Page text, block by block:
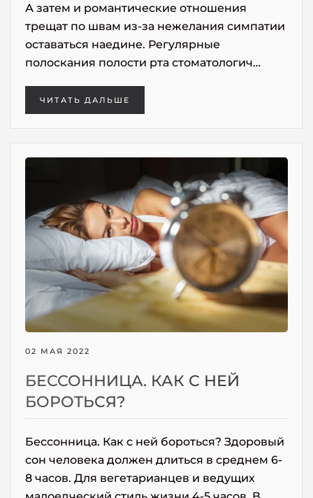
А затем и романтические отношения
трещат по швам из-за нежелания симпатии
оставаться наедине. Регулярные
полоскания полости рта стоматологич…
ЧИТАТЬ ДАЛЬШЕ
02 МАЯ 2022
БЕССОННИЦА. КАК С НЕЙ
БОРОТЬСЯ?
Бессонница. Как с ней бороться? Здоровый
сон человека должен длиться в среднем 6-
8 часов. Для вегетарианцев и ведущих